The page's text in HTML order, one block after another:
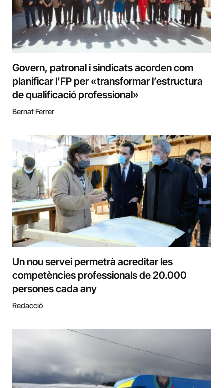
Govern, patronal i sindicats acorden com
planificar l’FP per «transformar l’estructura
de qualificació professional»
Bernat Ferrer
Un nou servei permetrà acreditar les
competències professionals de 20.000
persones cada any
Redacció